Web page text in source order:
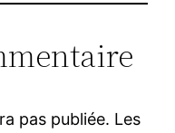
pas publiée. Les